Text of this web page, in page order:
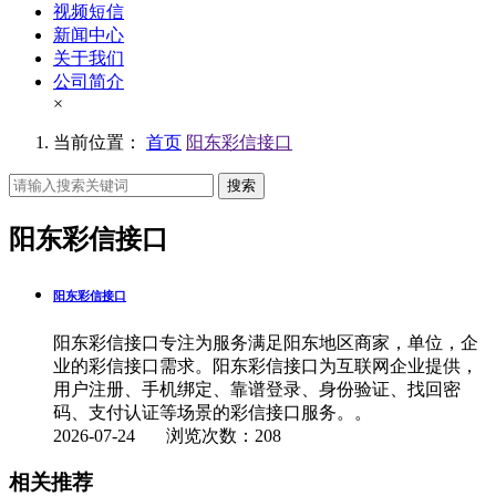
视频短信
新闻中心
关于我们
公司简介
×
当前位置： 首页 阳东彩信接口
搜索
阳东彩信接口
阳东彩信接口
阳东彩信接口专注为服务满足阳东地区商家，单位，企
业的彩信接口需求。阳东彩信接口为互联网企业提供，
用户注册、手机绑定、靠谱登录、身份验证、找回密
码、支付认证等场景的彩信接口服务。。
2026-07-24 浏览次数：208
相关推荐